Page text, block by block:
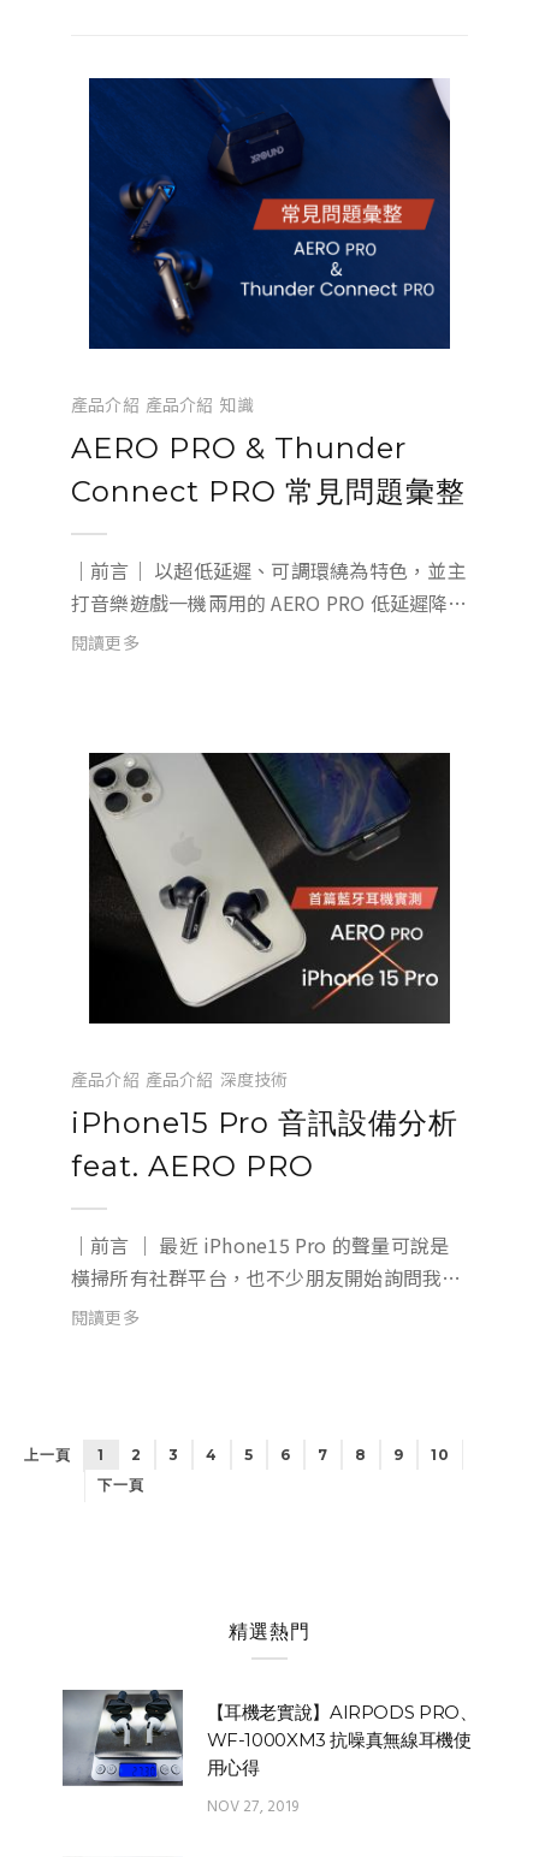
產品介紹 產品介紹 知識
AERO PRO & Thunder
Connect PRO 常見問題彙整
｜前言｜ 以超低延遲、可調環繞為特色，並主
打音樂遊戲一機兩用的 AERO PRO 低延遲降噪
耳機，在短短一個多月的預購期間內，就吸引
閱讀更多
產品介紹 產品介紹 深度技術
iPhone15 Pro 音訊設備分析
feat. AERO PRO
｜前言 ｜ 最近 iPhone15 Pro 的聲量可說是
橫掃所有社群平台，也不少朋友開始詢問我
們，AERO PRO 是否能夠支援 iPhone15 Pro
閱讀更多
上一頁 1 2 3 4 5 6 7 8 9
10
下一頁
精選熱門
【耳機老實說】AIRPODS PRO、
WF-1000XM3 抗噪真無線耳機使
用心得
NOV 27, 2019